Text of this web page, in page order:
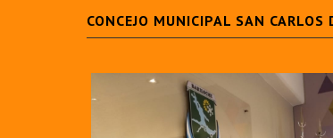
CONCEJO MUNICIPAL SAN CARLOS